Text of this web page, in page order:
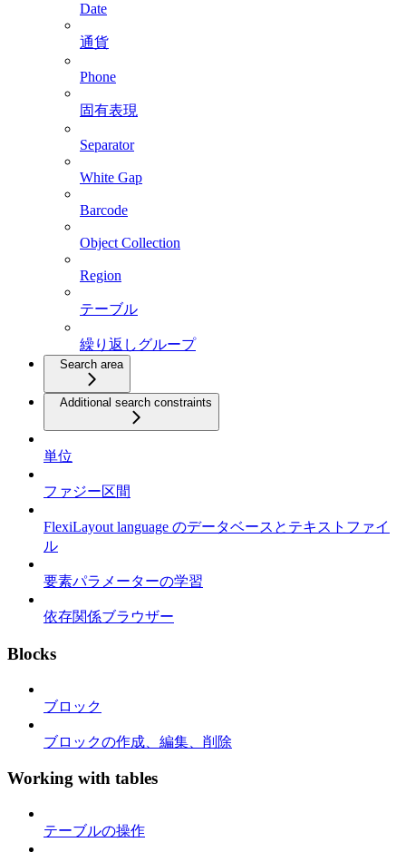
Date
通貨
Phone
固有表現
Separator
White Gap
Barcode
Object Collection
Region
テーブル
繰り返しグループ
Search area
Additional search constraints
単位
ファジー区間
FlexiLayout language のデータベースとテキストファイ
ル
要素パラメーターの学習
依存関係ブラウザー
Blocks
ブロック
ブロックの作成、編集、削除
Working with tables
テーブルの操作